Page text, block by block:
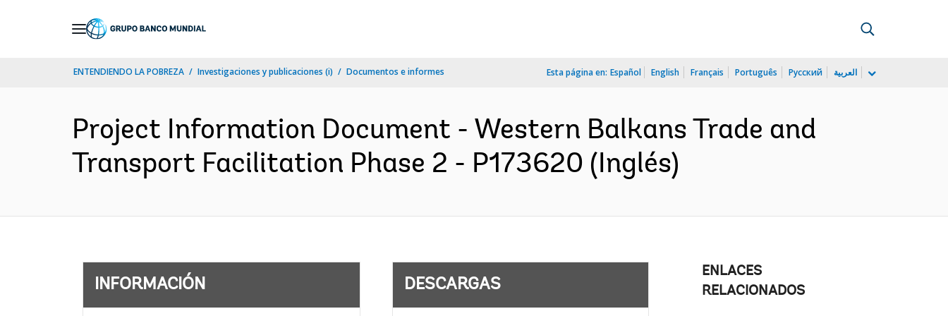
ENTENDIENDO LA POBREZA Investigaciones y publicaciones (i) Documentos e informes Esta página en: Español English Français Português Русский العربية
Project Information Document - Western Balkans Trade and
Transport Facilitation Phase 2 - P173620 (Inglés)
INFORMACIÓN DESCARGAS
ENLACES
RELACIONADOS